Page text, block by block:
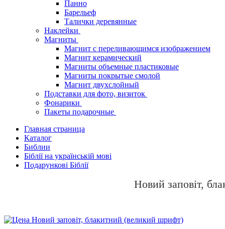
Панно
Барельеф
Талички деревянные
Наклейки
Магниты
Магнит с переливающимся изображением
Магнит керамический
Магниты объемные пластиковые
Магниты покрытые смолой
Магнит двухслойный
Подставки для фото, визиток
Фонарики
Пакеты подарочные
Главная страница
Каталог
Библии
Біблії на українській мові
Подарункові Біблії
Новий заповіт,